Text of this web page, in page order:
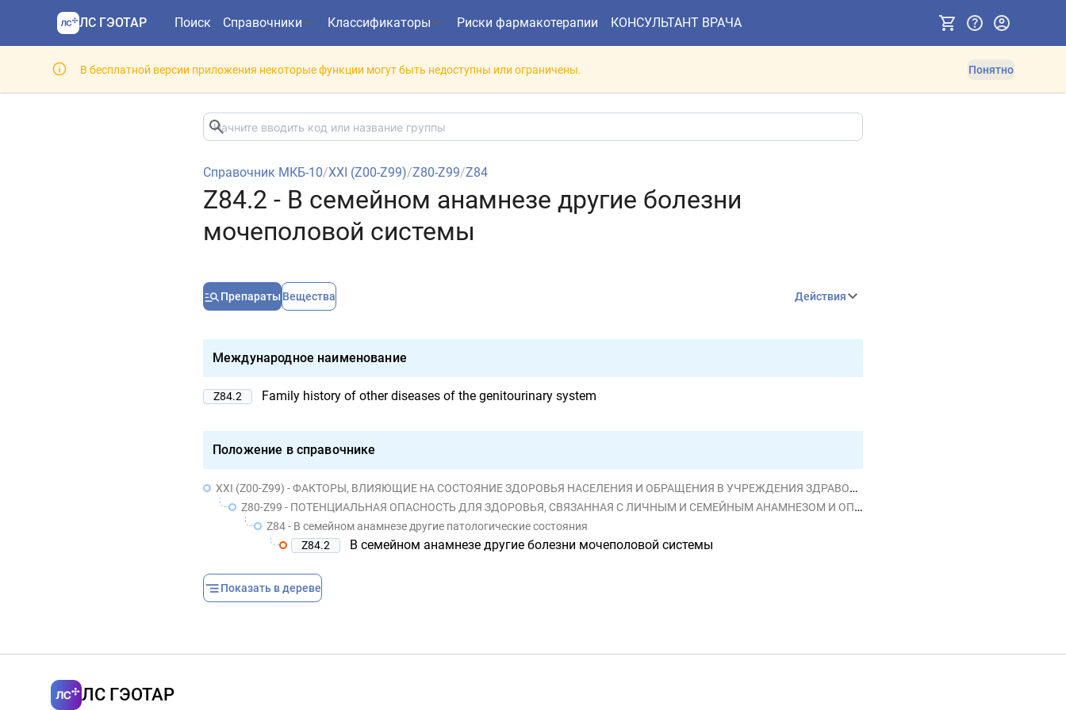
ЛС ГЭОТАР Поиск Справочники Классификаторы Риски фармакотерапии КОНСУЛЬТАНТ ВРАЧА
В бесплатной версии приложения некоторые функции могут быть недоступны или ограничены. Понятно
Справочник МКБ-10/XXI (Z00-Z99)/Z80-Z99/Z84
Z84.2 - В семейном анамнезе другие болезни
мочеполовой системы
Препараты Вещества Действия
Международное наименование
Z84.2 Family history of other diseases of the genitourinary system
Положение в справочнике
XXI (Z00-Z99) - ФАКТОРЫ, ВЛИЯЮЩИЕ НА СОСТОЯНИЕ ЗДОРОВЬЯ НАСЕЛЕНИЯ И ОБРАЩЕНИЯ В УЧРЕЖДЕНИЯ ЗДРАВООХРАНЕНИЯ
Z80-Z99 - ПОТЕНЦИАЛЬНАЯ ОПАСНОСТЬ ДЛЯ ЗДОРОВЬЯ, СВЯЗАННАЯ С ЛИЧНЫМ И СЕМЕЙНЫМ АНАМНЕЗОМ И ОПРЕДЕЛЕННЫМИ СОСТОЯНИЯМИ, ВЛИЯЮЩИМИ НА ЗДОРОВЬЕ
Z84 - В семейном анамнезе другие патологические состояния
Z84.2
В семейном анамнезе другие болезни мочеполовой системы
Показать в дереве
ЛС ГЭОТАР